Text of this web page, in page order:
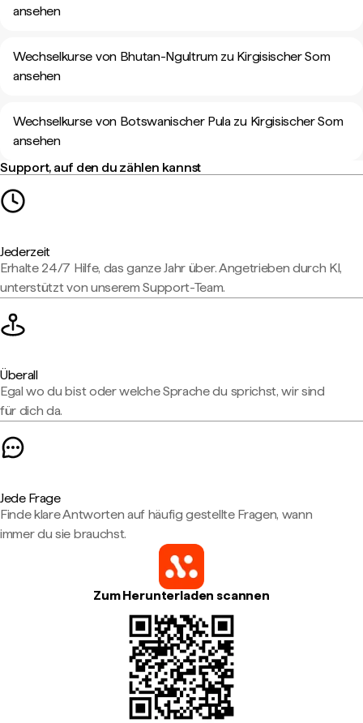
ansehen
Wechselkurse von Bhutan-Ngultrum zu Kirgisischer Som
ansehen
Wechselkurse von Botswanischer Pula zu Kirgisischer Som
ansehen
Support, auf den du zählen kannst
Jederzeit
Erhalte 24/7 Hilfe, das ganze Jahr über. Angetrieben durch KI,
unterstützt von unserem Support-Team.
Überall
Egal wo du bist oder welche Sprache du sprichst, wir sind
für dich da.
Jede Frage
Finde klare Antworten auf häufig gestellte Fragen, wann
immer du sie brauchst.
Zum Herunterladen scannen